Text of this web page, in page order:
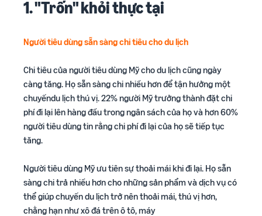
1. "Trốn" khỏi thực tại
Người tiêu dùng sẵn sàng chi tiêu cho du lịch
Chi tiêu của người tiêu dùng Mỹ cho du lịch cũng ngày
càng tăng. Họ sẵn sàng chi nhiều hơn để tận hưởng một
chuyếndu lịch thú vị. 22% người Mỹ trưởng thành đặt chi
phí đi lại lên hàng đầu trong ngân sách của họ và hơn 60%
người tiêu dùng tin rằng chi phí đi lại của họ sẽ tiếp tục
tăng.
Người tiêu dùng Mỹ ưu tiên sự thoải mái khi đi lại. Họ sẵn
sàng chi trả nhiều hơn cho những sản phẩm và dịch vụ có
thể giúp chuyến du lịch trở nên thoải mái, thú vị hơn,
chằng hạn như xô đá trên ô tô, máy